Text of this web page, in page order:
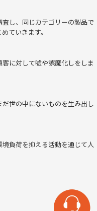
し、同じカテゴリーの製品で
ていきます。
に対して嘘や誤魔化しをしま
世の中にないものを生み出し
負荷を抑える活動を通じて人